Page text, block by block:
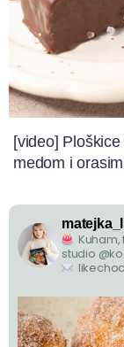
[video] Ploškice
medom i
studio